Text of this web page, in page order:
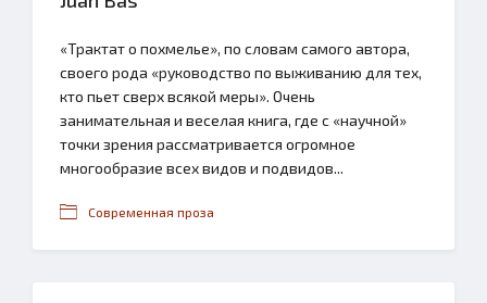
«Трактат о похмелье», по словам самого автора,
своего рода «руководство по выживанию для тех,
кто пьет сверх всякой меры». Очень
занимательная и веселая книга, где с «научной»
точки зрения рассматривается огромное
многообразие всех видов и подвидов...
Современная проза